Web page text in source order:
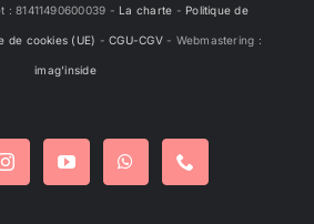
: 81411490600039 - La charte - Politique de
de cookies (UE) -CGU-CGV- Webmastering :
imag'inside